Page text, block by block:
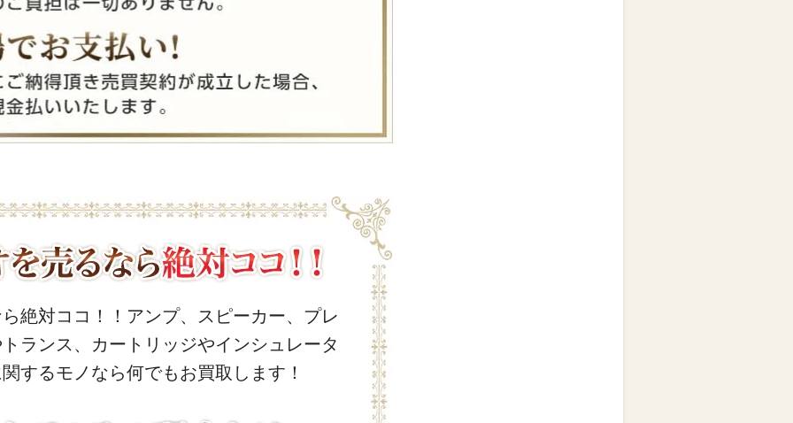
絶対ココ！！アンプ、スピーカー、プレ
ランス、カートリッジやインシュレータ
するモノなら何でもお買取します！